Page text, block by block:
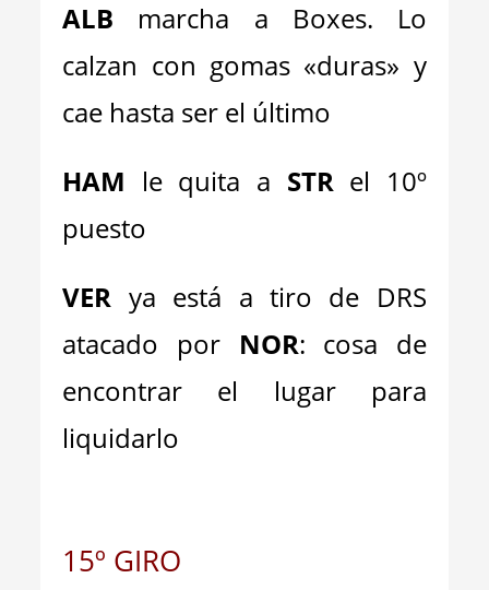
ALB marcha a Boxes. Lo
calzan con gomas «duras» y
cae hasta ser el último
HAM le quita a STRel 10º
puesto
VER ya está a tiro de DRS
atacado por NOR: cosa de
encontrar el lugar para
liquidarlo
15º GIRO